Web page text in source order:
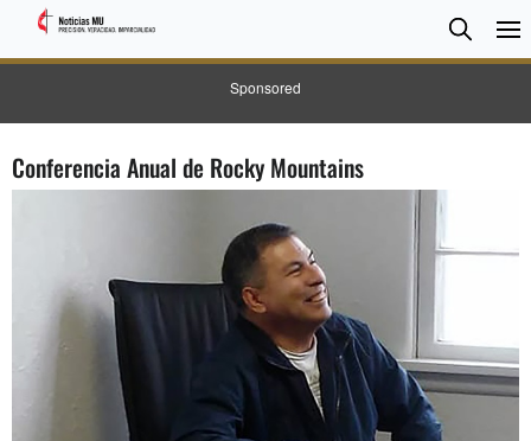
Sponsored
Search
Conferencia Anual de Rocky Mountains